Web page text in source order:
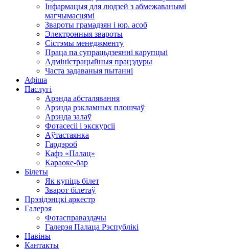
Інфармацыя для людзей з абмежаванымі
магчымасцямі
Звароты грамадзян і юр. асоб
Электронныя звароты
Сістэмы менеджменту
Праца па супрацьдзеянні карупцыі
Адміністрацыйныя працэдуры
Часта задаваныя пытанні
Афіша
Паслугі
Арэнда абсталявання
Арэнда рэкламных плошчаў
Арэнда залаў
Фотасесіі і экскурсіі
Аўтастаянка
Гардэроб
Кафэ «Палац»
Караоке-бар
Білеты
Як купіць білет
Зварот білетаў
Прэзідэнцкі аркестр
Галерэя
Фотасправаздачы
Галерэя Палаца Рэспублікі
Навіны
Кантакты